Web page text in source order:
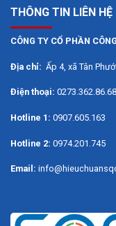
Chức năng
hợp
sáng tự động
Lên tới
THÔNG SỐ KỸ
Đi-ốt laser
THÔNG TIN LIÊN HỆ
CÔNG TY CỔ PHẦN
Địa chỉ: Ấp 4, xã Tân
Điện thoại: 0273.362.86.68
Hotline 1: 0907.605.163
Hotline 2: 0974.201.745
Email: